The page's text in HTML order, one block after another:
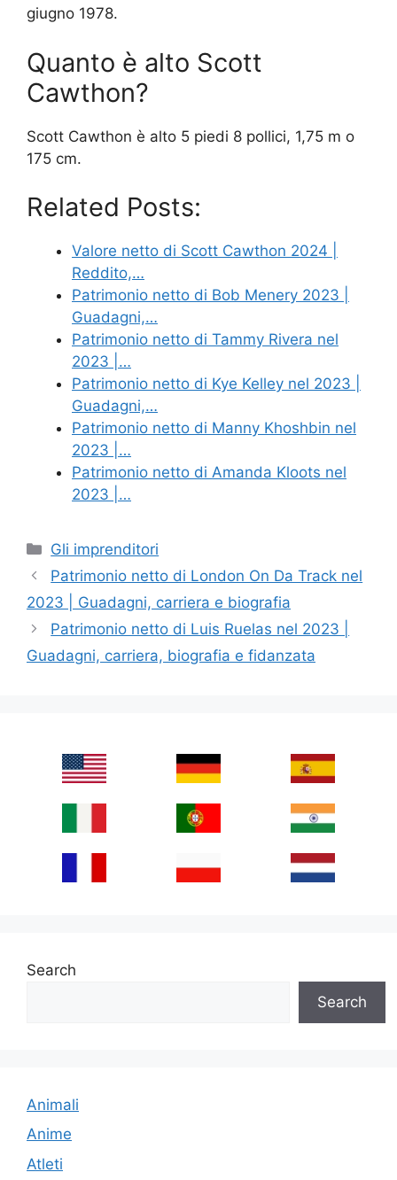
giugno 1978.
Quanto è alto Scott
Cawthon?
Scott Cawthon è alto 5 piedi 8 pollici, 1,75 m o
175 cm.
Related Posts:
Valore netto di Scott Cawthon 2024 |
Reddito,…
Patrimonio netto di Bob Menery 2023 |
Guadagni,…
Patrimonio netto di Tammy Rivera nel
2023 |…
Patrimonio netto di Kye Kelley nel 2023 |
Guadagni,…
Patrimonio netto di Manny Khoshbin nel
2023 |…
Patrimonio netto di Amanda Kloots nel
2023 |…
Categories
Gli imprenditori
Patrimonio netto di London On Da Track nel
2023 | Guadagni, carriera e biografia
Patrimonio netto di Luis Ruelas nel 2023 |
Guadagni, carriera, biografia e fidanzata
Search
Search
Animali
Anime
Atleti